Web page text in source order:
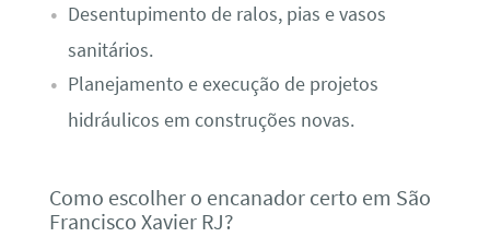
Desentupimento de ralos, pias e vasos
sanitários.
Planejamento e execução de projetos
hidráulicos em construções novas.
Como escolher o encanador certo em São
Francisco Xavier RJ?